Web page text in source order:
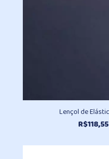
Lençol de
R$118,55